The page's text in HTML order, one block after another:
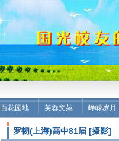
百花园地 芙蓉文苑 峥嵘岁月
罗韧(上海)高中81届 [摄影]